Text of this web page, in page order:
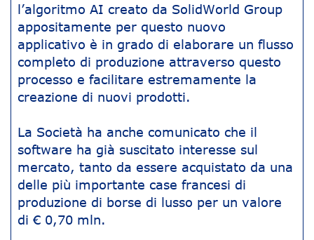
l’algoritmo AI creato da SolidWorld Group
appositamente per questo nuovo
applicativo è in grado di elaborare un flusso
completo di produzione attraverso questo
processo e facilitare estremamente la
creazione di nuovi prodotti.
La Società ha anche comunicato che il
software ha già suscitato interesse sul
mercato, tanto da essere acquistato da una
delle più importante case francesi di
produzione di borse di lusso per un valore
di € 0,70 mln.